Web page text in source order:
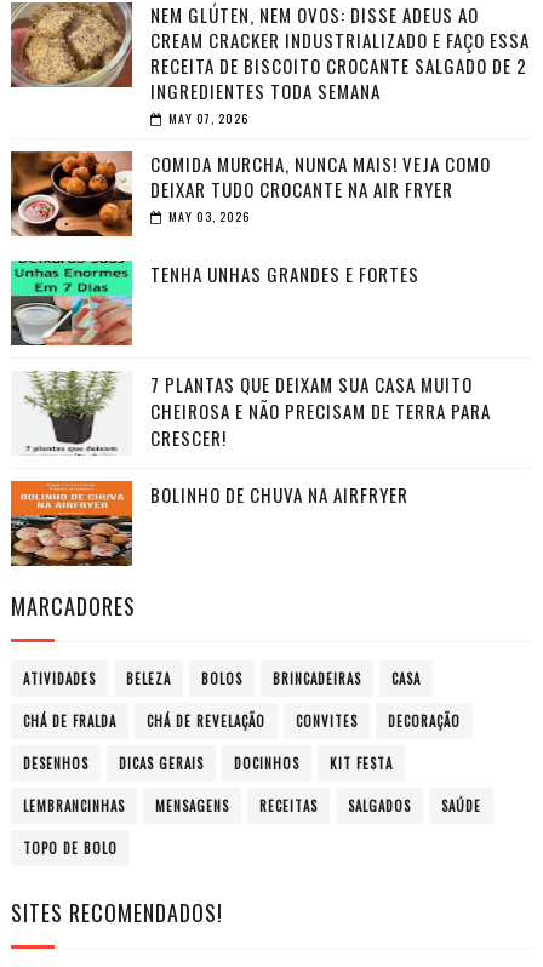
NEM GLÚTEN, NEM OVOS: DISSE ADEUS AO
CREAM CRACKER INDUSTRIALIZADO E FAÇO ESSA
RECEITA DE BISCOITO CROCANTE SALGADO DE 2
INGREDIENTES TODA SEMANA
MAY 07, 2026
COMIDA MURCHA, NUNCA MAIS! VEJA COMO
DEIXAR TUDO CROCANTE NA AIR FRYER
MAY 03, 2026
TENHA UNHAS GRANDES E FORTES
7 PLANTAS QUE DEIXAM SUA CASA MUITO
CHEIROSA E NÃO PRECISAM DE TERRA PARA
CRESCER!
BOLINHO DE CHUVA NA AIRFRYER
MARCADORES
ATIVIDADES BELEZA BOLOS BRINCADEIRAS CASA
CHÁ DE FRALDA CHÁ DE REVELAÇÃO CONVITES DECORAÇÃO
DESENHOS DICAS GERAIS DOCINHOS KIT FESTA
LEMBRANCINHAS MENSAGENS RECEITAS SALGADOS SAÚDE
TOPO DE BOLO
SITES RECOMENDADOS!